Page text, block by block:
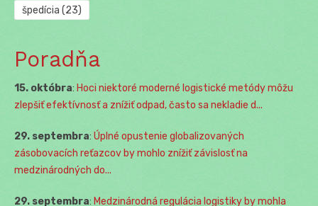
špedícia (23)
Poradňa
15. októbra: Hoci niektoré moderné logistické metódy môžu
zlepšiť efektívnosť a znížiť odpad, často sa nekladie d...
29. septembra: Úplné opustenie globalizovaných
zásobovacích reťazcov by mohlo znížiť závislosť na
medzinárodných do...
29. septembra: Medzinárodná regulácia logistiky by mohla